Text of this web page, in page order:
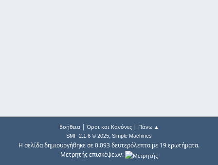
Βοήθεια| Όροι και Κανόνες| Πάνω ▲
SMF 2.1.6 © 2025, Simple Machines
Η σελίδα δημιουργήθηκε σε 0.093 δευτερόλεπτα με 19 ερωτήματα.
Μετρητής επισκέψεων: